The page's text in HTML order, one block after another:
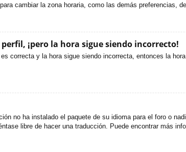
cambiar la zona horaria, como las demás preferencias,
¡pero la hora sigue siendo incorrecto!
correcta y la hora sigue siendo incorrecta, entonces la
no ha instalado el paquete de su idioma para el foro o
libre de hacer una traducción. Puede encontrar más